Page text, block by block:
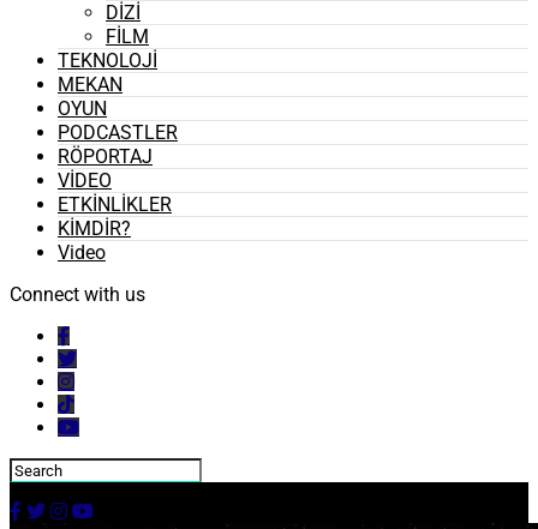
DİZİ
FİLM
TEKNOLOJİ
MEKAN
OYUN
PODCASTLER
RÖPORTAJ
VİDEO
ETKİNLİKLER
KİMDİR?
Video
Connect with us